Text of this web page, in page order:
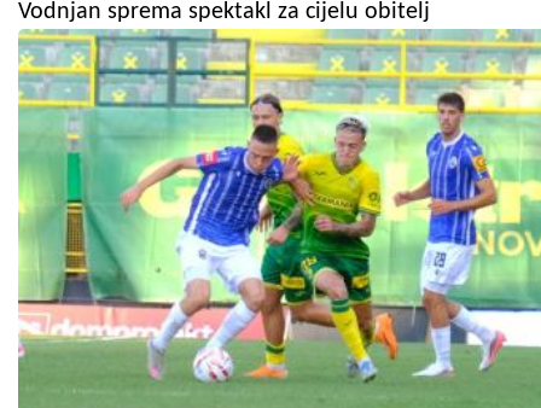
Vodnjan sprema spektakl za cijelu obitelj